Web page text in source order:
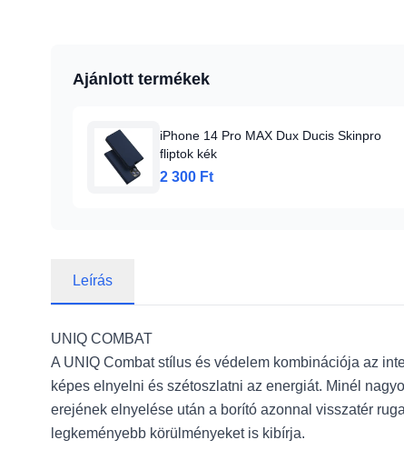
Ajánlott termékek
iPhone 14 Pro MAX Dux Ducis Skinpro
fliptok kék
2 300 Ft
Leírás
UNIQ COMBAT
A UNIQ Combat stílus és védelem kombinációja az
képes elnyelni és szétoszlatni az energiát. Minél
erejének elnyelése után a borító azonnal visszatér
legkeményebb körülményeket is kibírja.